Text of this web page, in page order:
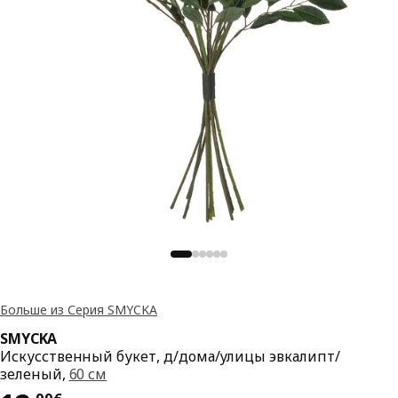
Больше из Серия SMYCKA
SMYCKA
Искусственный букет, д/дома/улицы эвкалипт/
зеленый, 60 см